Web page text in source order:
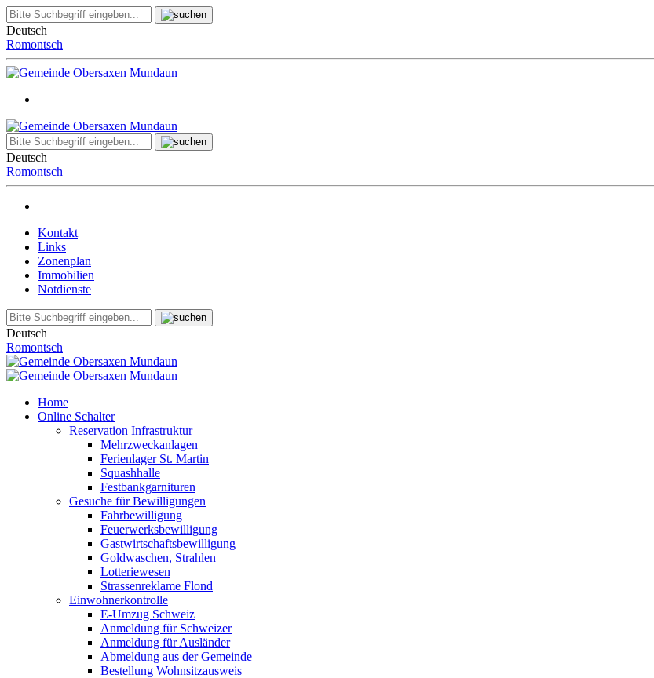
Deutsch
Romontsch
Deutsch
Romontsch
Kontakt
Links
Zonenplan
Immobilien
Notdienste
Deutsch
Romontsch
Home
Online Schalter
Reservation Infrastruktur
Mehrzweckanlagen
Ferienlager St. Martin
Squashhalle
Festbankgarnituren
Gesuche für Bewilligungen
Fahrbewilligung
Feuerwerksbewilligung
Gastwirtschaftsbewilligung
Goldwaschen, Strahlen
Lotteriewesen
Strassenreklame Flond
Einwohnerkontrolle
E-Umzug Schweiz
Anmeldung für Schweizer
Anmeldung für Ausländer
Abmeldung aus der Gemeinde
Bestellung Wohnsitzausweis